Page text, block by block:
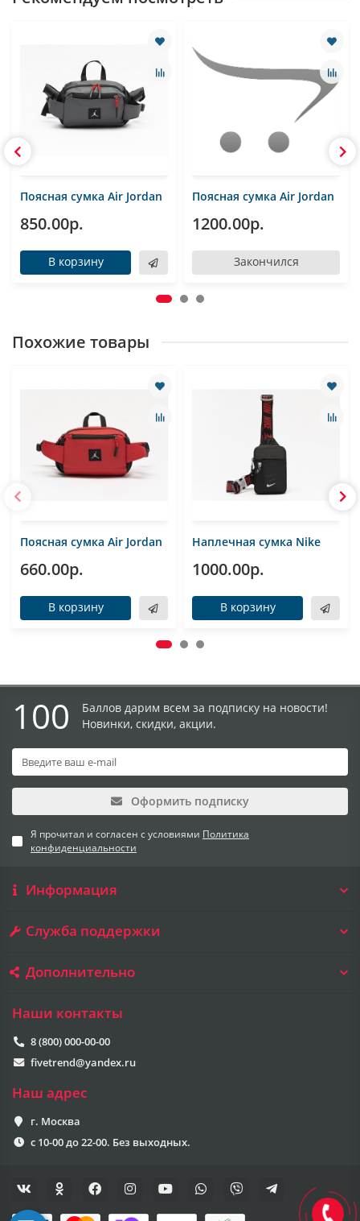
Поясная сумка Air Jordan
850.00р.
В корзину
Поясная сумка Air Jordan
1200.00р.
Закончился
Похожие товары
Поясная сумка Air Jordan
660.00р.
В корзину
Наплечная сумка Nike
1000.00р.
В корзину
100
Баллов дарим всем за подписку на новости!
Новинки, скидки, акции.
Оформить подписку
Я прочитал и согласен с условиями Политика
конфиденциальности
Информация
Служба поддержки
Дополнительно
Наши контакты
8 (800) 000-00-00
fivetrend@yandex.ru
Наш адрес
г. Москва
с 10-00 до 22-00. Без выходных.